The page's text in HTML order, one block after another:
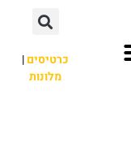
כרטיסים|
מלונות